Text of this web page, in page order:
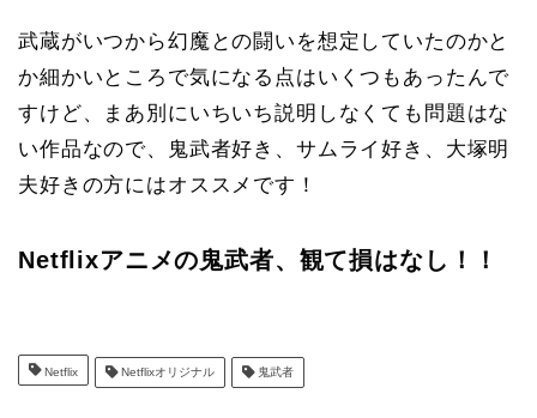
武蔵がいつから幻魔との闘いを想定していたのかと
か細かいところで気になる点はいくつもあったんで
すけど、まあ別にいちいち説明しなくても問題はな
い作品なので、鬼武者好き、サムライ好き、大塚明
夫好きの方にはオススメです！
Netflixアニメの鬼武者、観て損はなし！！
Netflix Netflixオリジナル 鬼武者